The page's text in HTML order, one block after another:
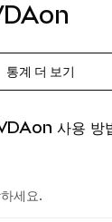
통계 더 보기
사용 방
세요.